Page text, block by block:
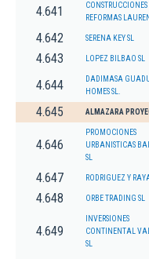
4.641
CONSTRUCCIONES
REFORMAS LAUREN
4.642 SERENA KEY SL
4.643 LOPEZ BILBAO SL
4.644
DADIMASA
HOMES SL.
4.645 ALMAZARA
4.646
PROMOCIONES
URBANISTICAS
SL
4.647 RODRIGUEZ Y
4.648 ORBE TRADING SL
4.649
INVERSIONES
CONTINENTAL
SL